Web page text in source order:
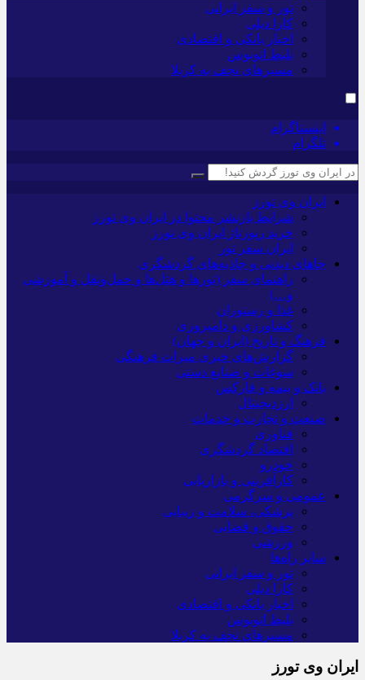
تور و سفر ایرانی
کارا دیلی
اخبار بانکی و اقتصادی
بلیط اتوبوس
مسیرهای نجف به کربلا
اینستاگرام
تلگرام
ایران وی تورز
شرایط بازنشر محتوا در ایران وی تورز
خرید رپورتاژ ایران وی تورز
ایران سفر تور
جاهای دیدنی و جاذبه‌های گردشگری
راهنمای سفر (تورها و هتل‌ها و حمل‌و‌نقل و آموزشی
و…)
غذا و رستوران
کشاورزی و دامپروری
فرهنگ و تاریخ (ایران و جهان)
گزارش‌های خبری میراث فرهنگی
سوغات و صنایع دستی
بانک و بیمه و فارکس
ارزدیجیتال
صنعت و تجارت و خدمات
فناوری
اقتصاد گردشگری
خودرو
کارآفرینی و بازاریابی
عمومی و سرگرمی
پزشکی، سلامت و زیبایی
حقوق و قضایی
ورزشی
سایر راه‌ها
تور و سفر ایرانی
کارا دیلی
اخبار بانکی و اقتصادی
بلیط اتوبوس
مسیرهای نجف به کربلا
ایران وی تورز